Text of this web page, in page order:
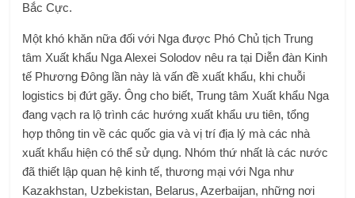
Bắc Cực.
Một khó khăn nữa đối với Nga được Phó Chủ tịch Trung
tâm Xuất khẩu Nga Alexei Solodov nêu ra tại Diễn đàn Kinh
tế Phương Đông lần này là vấn đề xuất khẩu, khi chuỗi
logistics bị đứt gãy. Ông cho biết, Trung tâm Xuất khẩu Nga
đang vạch ra lộ trình các hướng xuất khẩu ưu tiên, tổng
hợp thông tin về các quốc gia và vị trí địa lý mà các nhà
xuất khẩu hiện có thể sử dụng. Nhóm thứ nhất là các nước
đã thiết lập quan hệ kinh tế, thương mại với Nga như
Kazakhstan, Uzbekistan, Belarus, Azerbaijan, những nơi